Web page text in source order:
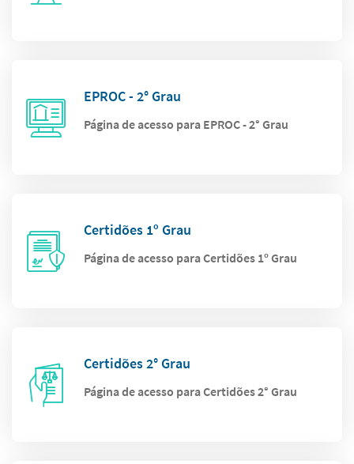
EPROC - 2° Grau
Página de acesso para EPROC - 2° Grau
Certidões 1º Grau
Página de acesso para Certidões 1º Grau
Certidões 2° Grau
Página de acesso para Certidões 2° Grau